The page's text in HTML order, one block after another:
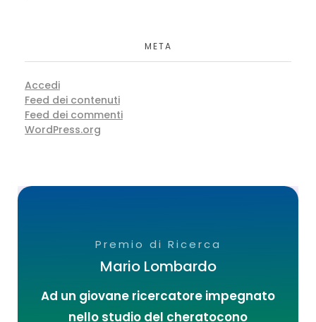
META
Accedi
Feed dei contenuti
Feed dei commenti
WordPress.org
Premio di Ricerca
Mario Lombardo
Ad un giovane ricercatore impegnato
nello studio del cheratocono